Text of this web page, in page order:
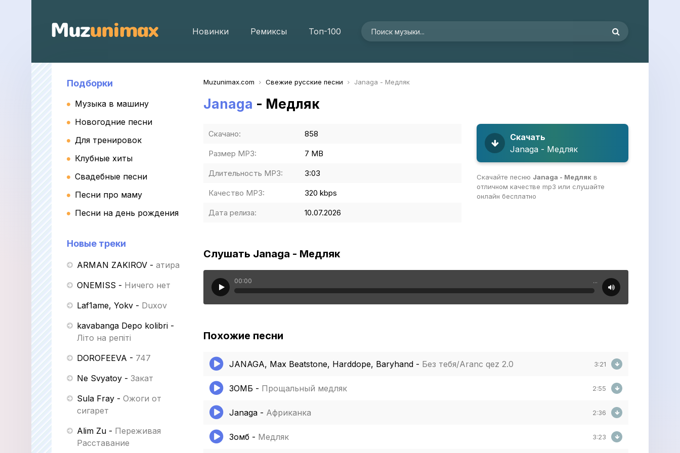
Новинки Ремиксы Топ-100
Подборки
Музыка в машину
Новогодние песни
Для тренировок
Клубные хиты
Свадебные песни
Песни про маму
Песни на день рождения
Новые треки
ARMAN ZAKIROV - Қатира
ONEMISS - Ничего нет
Laf1ame, Yokv - Duxov
kavabanga Depo kolibri -
Літо на репіті
DOROFEEVA - 747
Ne Svyatoy - Закат
Sula Fray - Ожоги от
сигарет
Alim Zu - Переживая
Расставание
Muzunimax.com Свежие русские песни Janaga - Медляк
Janaga - Медляк
Скачано: 858
Размер MP3: 7 MB
Длительность MP3: 3:03
Качество MP3: 320 kbps
Дата релиза: 10.07.2026
Скачать
Janaga - Медляк
Скачайте песню Janaga - Медляк в
отличном качестве mp3 или слушайте
онлайн бесплатно
Слушать Janaga - Медляк
00:00 ...
Похожие песни
JANAGA, Max Beatstone, Harddope, Baryhand - Без тебя/Aranc qez 2.0 3:21
ЗОМБ - Прощальный медляк 2:55
Janaga - Африканка 2:36
Зомб - Медляк 3:23